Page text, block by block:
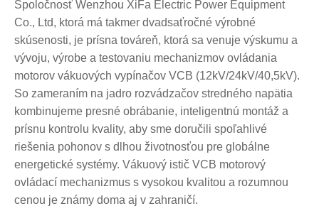
Spoločnosť Wenzhou XiFa Electric Power Equipment
Co., Ltd, ktorá má takmer dvadsaťročné výrobné
skúsenosti, je prísna továreň, ktorá sa venuje výskumu a
vývoju, výrobe a testovaniu mechanizmov ovládania
motorov vákuových vypínačov VCB (12kV/24kV/40,5kV).
So zameraním na jadro rozvádzačov stredného napätia
kombinujeme presné obrábanie, inteligentnú montáž a
prísnu kontrolu kvality, aby sme doručili spoľahlivé
riešenia pohonov s dlhou životnosťou pre globálne
energetické systémy. Vákuový istič VCB motorový
ovládací mechanizmus s vysokou kvalitou a rozumnou
cenou je známy doma aj v zahraničí.